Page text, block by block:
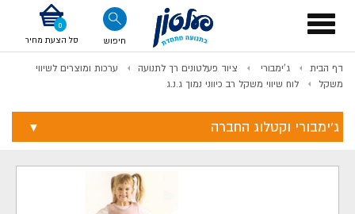
Toggle
navigation
חיפוש סל הצעת מחיר
דף הבית ג'ימבורי ציוד פעלטונים רך לתנועה
ערכות ומוצרים לשיווי
משקל
לוח שיווי משקל רב כיווני נמוך ג.נ.ג
ג'ימבורי וקטלוג החברה